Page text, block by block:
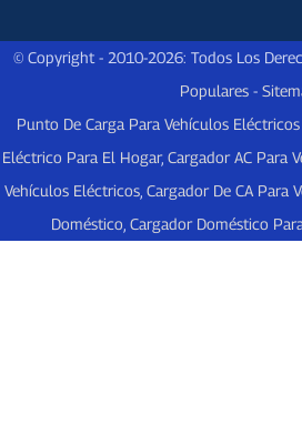
© Copyright - 2010-2026: Todos Los
Populares -
Punto De Carga Para Vehículos Eléctricos
Eléctrico Para El Hogar, Cargador AC Para
Vehículos Eléctricos, Cargador De CA Para
Doméstico Cargador Doméstico